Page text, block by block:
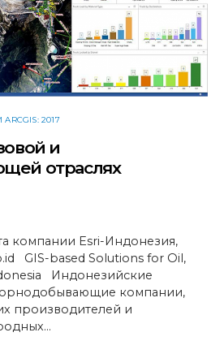
2017
и
отраслях
компании Esri-Индонезия,
GIS-based Solutions for Oil,
Индонезийские
компании,
производителей и